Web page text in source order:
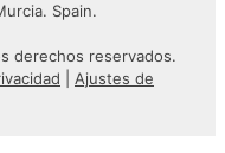
Spain.
derechos reservados.
Ajustes de